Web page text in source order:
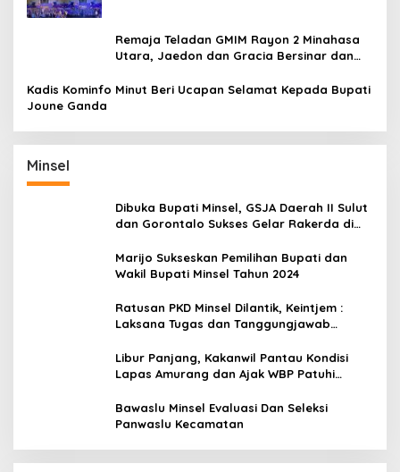
Remaja Teladan GMIM Rayon 2 Minahasa
Utara, Jaedon dan Gracia Bersinar dan
Kadis Kominfo Minut Beri Ucapan Selamat Kepada Bupati
Joune Ganda
Minsel
Dibuka Bupati Minsel, GSJA Daerah II Sulut
dan Gorontalo Sukses Gelar Rakerda di
Marijo Sukseskan Pemilihan Bupati dan
Wakil Bupati Minsel Tahun 2024
Ratusan PKD Minsel Dilantik, Keintjem :
Laksana Tugas dan Tanggungjawab
Libur Panjang, Kakanwil Pantau Kondisi
Lapas Amurang dan Ajak WBP Patuhi
Bawaslu Minsel Evaluasi Dan Seleksi
Panwaslu Kecamatan